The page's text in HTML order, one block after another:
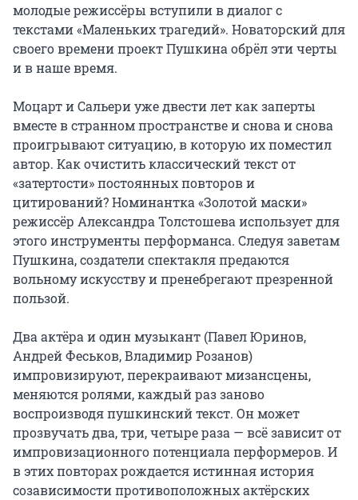
молодые режиссёры вступили в диалог с
текстами «Маленьких трагедий». Новаторский для
своего времени проект Пушкина обрёл эти черты
и в наше время.
Моцарт и Сальери уже двести лет как заперты
вместе в странном пространстве и снова и снова
проигрывают ситуацию, в которую их поместил
автор. Как очистить классический текст от
«затертости» постоянных повторов и
цитирований? Номинантка «Золотой маски»
режиссёр Александра Толстошева использует для
этого инструменты перформанса. Следуя заветам
Пушкина, создатели спектакля предаются
вольному искусству и пренебрегают презренной
пользой.
Два актёра и один музыкант (Павел Юринов,
Андрей Феськов, Владимир Розанов)
импровизируют, перекраивают мизансцены,
меняются ролями, каждый раз заново
воспроизводя пушкинский текст. Он может
прозвучать два, три, четыре раза — всё зависит от
импровизационного потенциала перформеров. И
в этих повторах рождается истинная история
созависимости противоположных актёрских